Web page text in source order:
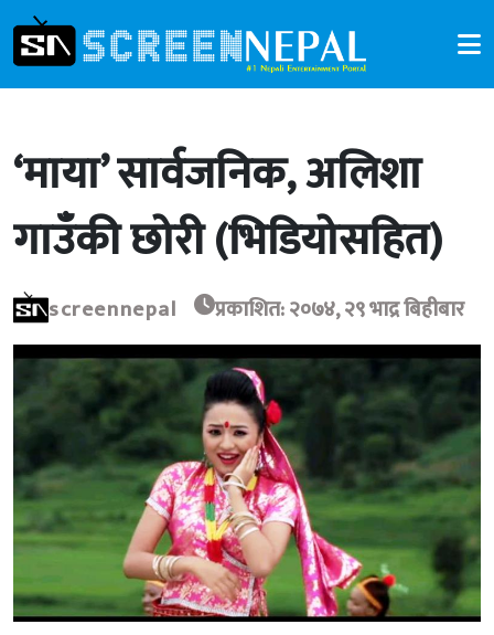
‘माया’ सार्वजनिक, अलिशा
गाउँकी छोरी (भिडियोसहित)
screennepal प्रकाशित: २०७४, २९ भाद्र बिहीबार